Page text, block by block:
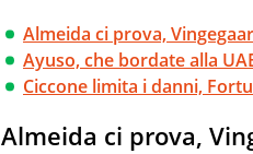
Almeida ci prova,
Ayuso, che bordate alla
Ciccone limita i danni,
Almeida ci prova,